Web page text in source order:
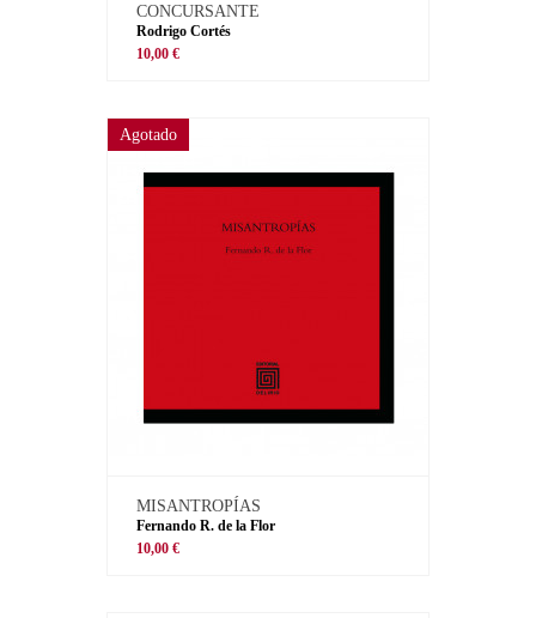
CONCURSANTE
Rodrigo Cortés
10,00 €
Agotado
MISANTROPÍAS
Fernando R. de la Flor
10,00 €